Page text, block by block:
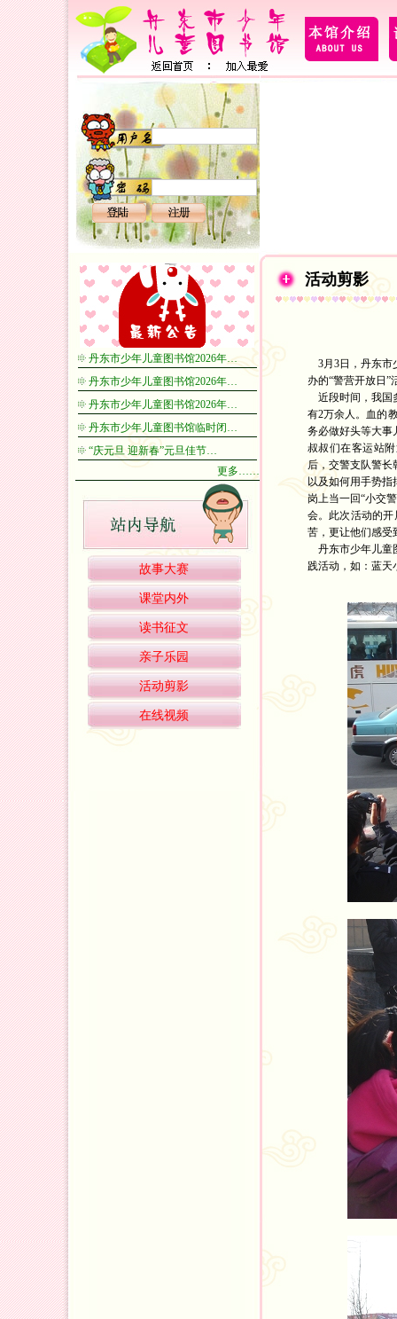
丹东市少年儿童图书馆2026年…
丹东市少年儿童图书馆2026年…
丹东市少年儿童图书馆2026年…
丹东市少年儿童图书馆临时闭…
“庆元旦 迎新春”元旦佳节…
更多……
故事大赛
课堂内外
读书征文
亲子乐园
活动剪影
在线视频
活动剪影
3月3日，丹东市
办的“警营开放日
近段时间，我国
有2万余人。血的
务必做好头等大事
叔叔们在客运站
后，交警支队警长
以及如何用手势
岗上当一回“小交
会。此次活动的
苦，更让他们感受
丹东市少年儿童
践活动，如：蓝天